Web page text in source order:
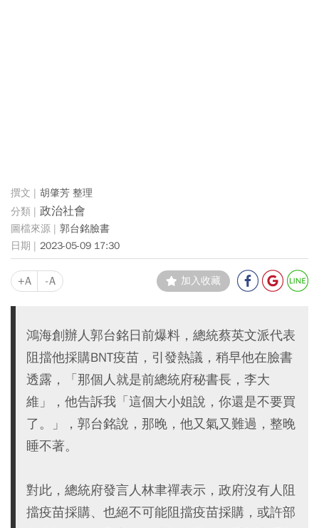
胡肇芳 整理
政治社會
郭台銘臉書
2023-05-09 17:30
+A -A 加入收藏
鴻海創辦人郭台銘日前爆料，總統蔡英文派代表
阻擋他採購BNT疫苗，引發熱議，稍早他在臉書
透露，「那個人就是前總統府秘書長，李大
維」，他告訴我「這個大小姐說，你還是不要買
了。」，郭台銘說，那晚，他又氣又難過，整晚
睡不著。
對此，總統府發言人林聿禪表示，政府沒有人阻
擋疫苗採購、也絕不可能阻擋疫苗採購，或許部